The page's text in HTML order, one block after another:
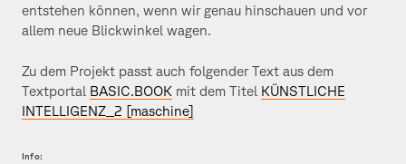
entstehen können, wenn wir genau hinschauen und vor
allem neue Blickwinkel wagen.
Zu dem Projekt passt auch folgender Text aus dem
Textportal BASIC.BOOK mit dem Titel KÜNSTLICHE
INTELLIGENZ_2 [maschine]
Info: